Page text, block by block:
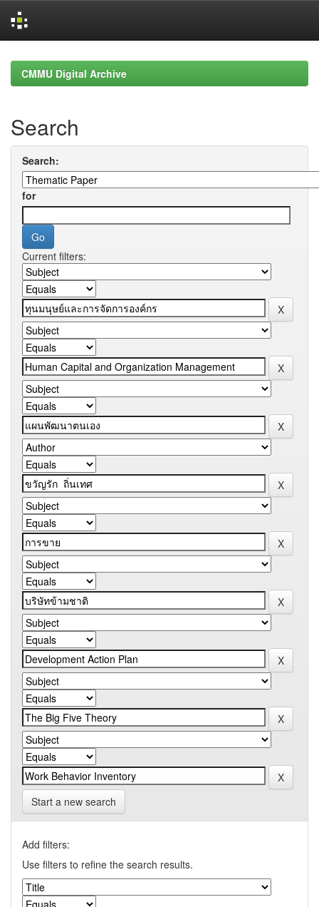
navigationCMMU Digital Archive
Search
Search:
for
Current filters:
Start a new search
Add filters:
Use filters to refine the search results.